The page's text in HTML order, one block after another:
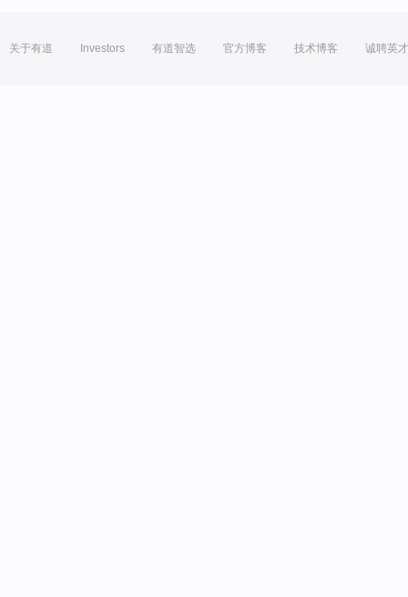
关于有道 Investors 有道智选 官方博客 技术博客 诚聘英才